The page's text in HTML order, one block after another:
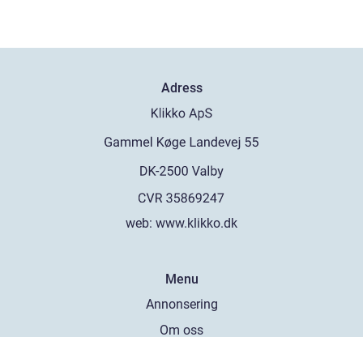
Adress
web: www.klikko.dk
Menu
Annonsering
Om oss